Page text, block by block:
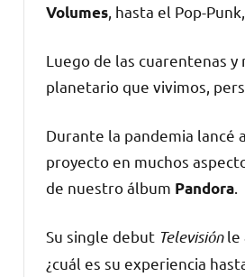
Volumes , hasta el Pop-
Luego de las cuarentenas y
planetario que vivimos,
Durante la pandemia lancé
proyecto en muchos
de nuestro álbum Pandora
Su single debut Televisiónle
¿cuál es su experiencia